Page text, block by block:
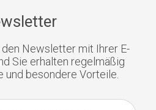
Newsletter mit Ihrer E-
Sie erhalten regelmäßig
und besondere Vorteile.